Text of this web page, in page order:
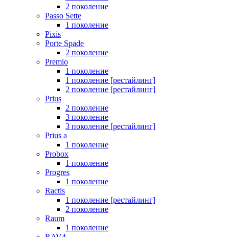
2 поколение
Passo Sette
1 поколение
Pixis
Porte Spade
2 поколение
Premio
1 поколение
1 поколение [рестайлинг]
2 поколение [рестайлинг]
Prius
2 поколение
3 поколение
3 поколение [рестайлинг]
Prius a
1 поколение
Probox
1 поколение
Progres
1 поколение
Ractis
1 поколение [рестайлинг]
2 поколение
Raum
1 поколение